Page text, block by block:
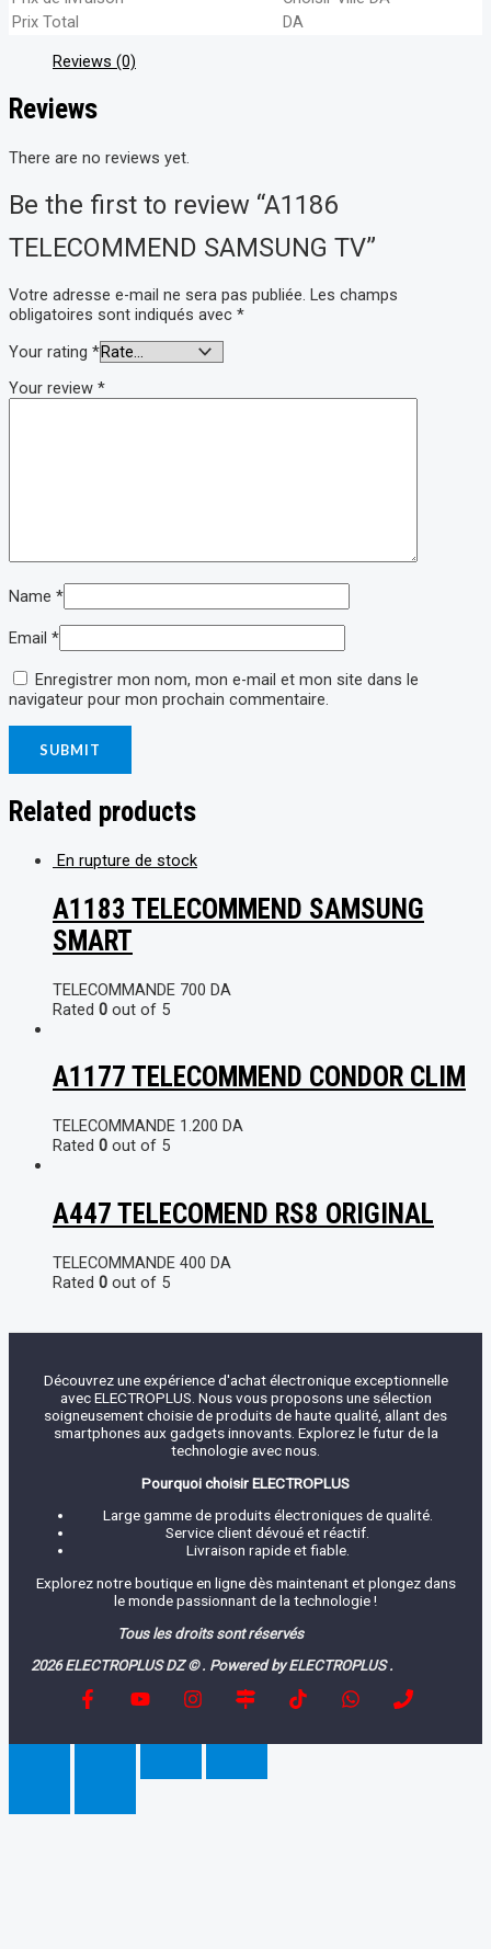
Prix Total
DA
Reviews (0)
Reviews
There are no reviews yet.
Be the first to review “A1186
TELECOMMEND SAMSUNG TV”
Votre adresse e-mail ne sera pas publiée. Les champs
obligatoires sont indiqués avec *
Your rating *
Your review *
Name *
Email *
Enregistrer mon nom, mon e-mail et mon site dans le
navigateur pour mon prochain commentaire.
Related products
En rupture de stock
A1183 TELECOMMEND SAMSUNG
SMART
TELECOMMANDE 700 DA
Rated 0 out of 5
A1177 TELECOMMEND CONDOR CLIM
TELECOMMANDE 1.200 DA
Rated 0 out of 5
A447 TELECOMEND RS8 ORIGINAL
TELECOMMANDE 400 DA
Rated 0 out of 5
Découvrez une expérience d'achat électronique exceptionnelle
avec ELECTROPLUS. Nous vous proposons une sélection
soigneusement choisie de produits de haute qualité, allant des
smartphones aux gadgets innovants. Explorez le futur de la
technologie avec nous.
Pourquoi choisir ELECTROPLUS
Large gamme de produits électroniques de qualité.
Service client dévoué et réactif.
Livraison rapide et fiable.
Explorez notre boutique en ligne dès maintenant et plongez dans
le monde passionnant de la technologie !
Tous les droits sont réservés
2026 ELECTROPLUS DZ © . Powered by ELECTROPLUS .